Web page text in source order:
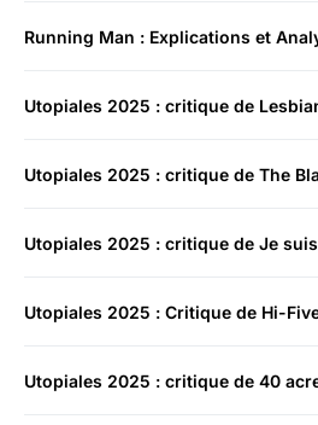
Running Man : Explications et
Utopiales 2025 : critique de
Utopiales 2025 : critique de The
Utopiales 2025 : critique de Je
Utopiales 2025 : Critique de Hi-
Utopiales 2025 : critique de 40